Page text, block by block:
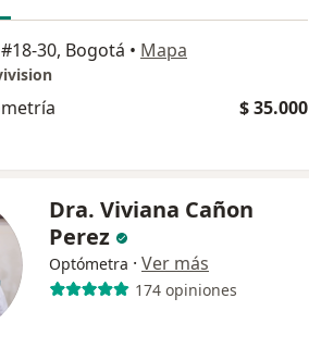
30, Bogotá • Mapa
$ 35.000
Dra. Viviana Cañon
Perez
Optómetra · Ver más
174 opiniones